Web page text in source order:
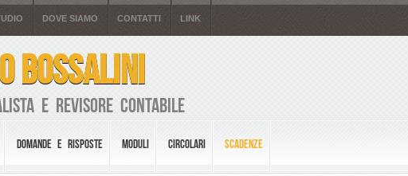
DOVE SIAMO CONTATTI LINK
BOSSALINI
e Revisore Contabile
DOMANDE E RISPOSTE MODULI CIRCOLARI SCADENZE